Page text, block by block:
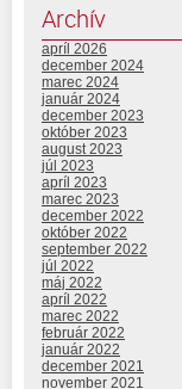
Archív
apríl 2026
december 2024
marec 2024
január 2024
december 2023
október 2023
august 2023
júl 2023
apríl 2023
marec 2023
december 2022
október 2022
september 2022
júl 2022
máj 2022
apríl 2022
marec 2022
február 2022
január 2022
december 2021
november 2021